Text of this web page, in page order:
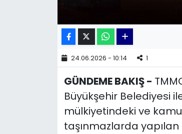
24.06.2026 - 10:14 1
GÜNDEME BAKIŞ -
Büyükşehir Belediyesi
mülkiyetindeki ve
taşınmazlarda
Yaşam
YEREL POLİTİKA
YEREL YÖNETİMLER